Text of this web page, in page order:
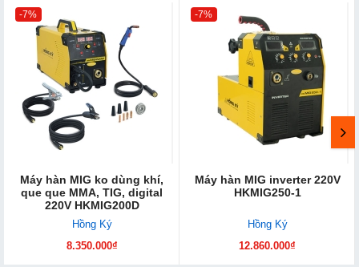
-7%
Máy hàn MIG ko dùng khí,
que que MMA, TIG, digital
220V HKMIG200D
Hồng Ký
8.350.000₫
-7%
Máy hàn MIG inverter 220V
HKMIG250-1
Hồng Ký
12.860.000₫